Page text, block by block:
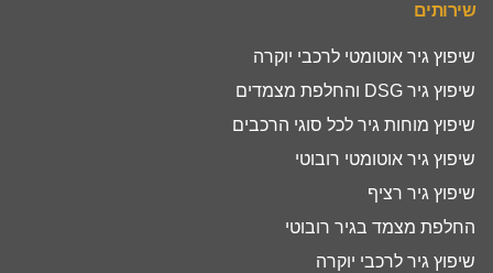
שירותים
שיפוץ גיר אוטומטי לרכבי יוקרה
שיפוץ גיר DSG והחלפת מצמדים
שיפוץ מוחות גיר לכל סוגי הרכבים
שיפוץ גיר אוטומטי רובוטי
שיפוץ גיר רציף
החלפת מצמד בגיר רובוטי
שיפוץ גיר לרכבי יוקרה